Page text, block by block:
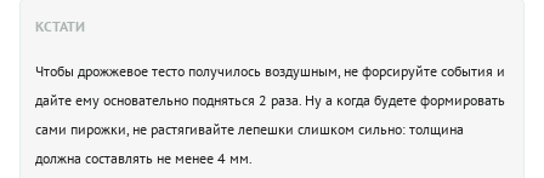
КСТАТИ
Чтобы дрожжевое тесто получилось воздушным, не форсируйте события и
дайте ему основательно подняться 2 раза. Ну а когда будете формировать
сами пирожки, не растягивайте лепешки слишком сильно: толщина
должна составлять не менее 4 мм.